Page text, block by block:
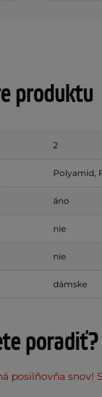
produktu
2
Polyamid,
áno
nie
nie
dámske
poradiť?
posilňovňa snov!